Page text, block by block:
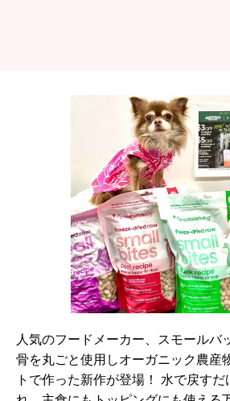
人気のフードメーカー、スモールバ
骨を丸ごと使用しオーガニック農産
トで作った新作が登場！ 水で戻す